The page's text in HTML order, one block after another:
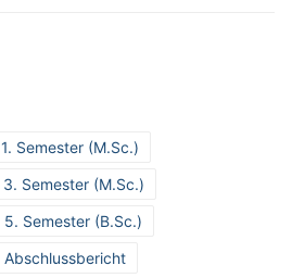
1. Semester (M.Sc.)
3. Semester (M.Sc.)
5. Semester (B.Sc.)
Abschlussbericht